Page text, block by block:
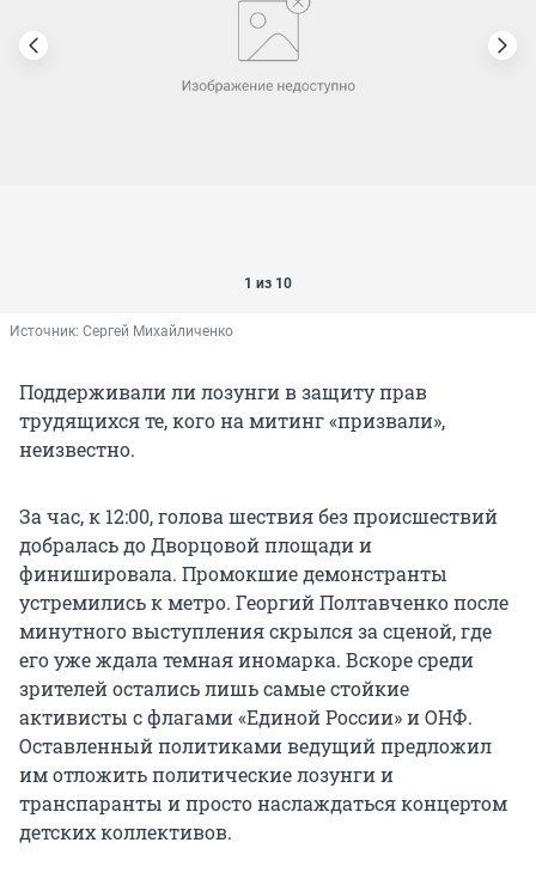
1 из 10
Источник: Сергей Михайличенко
Поддерживали ли лозунги в защиту прав
трудящихся те, кого на митинг «призвали»,
неизвестно.
За час, к 12:00, голова шествия без происшествий
добралась до Дворцовой площади и
финишировала. Промокшие демонстранты
устремились к метро. Георгий Полтавченко после
минутного выступления скрылся за сценой, где
его уже ждала темная иномарка. Вскоре среди
зрителей остались лишь самые стойкие
активисты с флагами «Единой России» и ОНФ.
Оставленный политиками ведущий предложил
им отложить политические лозунги и
транспаранты и просто наслаждаться концертом
детских коллективов.